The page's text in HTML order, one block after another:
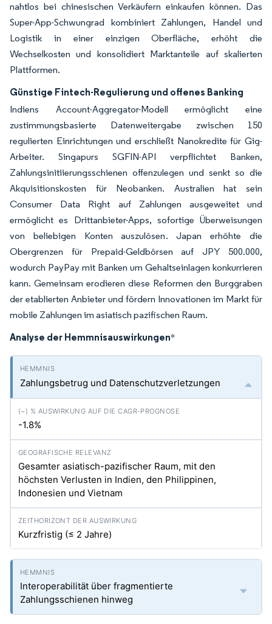
nahtlos bei chinesischen Verkäufern einkaufen können. Das
Super-App-Schwungrad kombiniert Zahlungen, Handel und
Logistik in einer einzigen Oberfläche, erhöht die
Wechselkosten und konsolidiert Marktanteile auf skalierten
Plattformen.
Günstige Fintech-Regulierung und offenes Banking
Indiens Account-Aggregator-Modell ermöglicht eine
zustimmungsbasierte Datenweitergabe zwischen 150
regulierten Einrichtungen und erschließt Nanokredite für Gig-
Arbeiter. Singapurs SGFIN-API verpflichtet Banken,
Zahlungsinitiierungsschienen offenzulegen und senkt so die
Akquisitionskosten für Neobanken. Australien hat sein
Consumer Data Right auf Zahlungen ausgeweitet und
ermöglicht es Drittanbieter-Apps, sofortige Überweisungen
von beliebigen Konten auszulösen. Japan erhöhte die
Obergrenzen für Prepaid-Geldbörsen auf JPY 500.000,
wodurch PayPay mit Banken um Gehaltseinlagen konkurrieren
kann. Gemeinsam erodieren diese Reformen den Burggraben
der etablierten Anbieter und fördern Innovationen im Markt für
mobile Zahlungen im asiatisch pazifischen Raum.
Analyse der Hemmnisauswirkungen*
Zahlungsbetrug und Datenschutzverletzungen
-1.8%
Gesamter asiatisch-pazifischer Raum, mit den
höchsten Verlusten in Indien, den Philippinen,
Indonesien und Vietnam
Kurzfristig (≤ 2 Jahre)
Interoperabilität über fragmentierte
Zahlungsschienen hinweg